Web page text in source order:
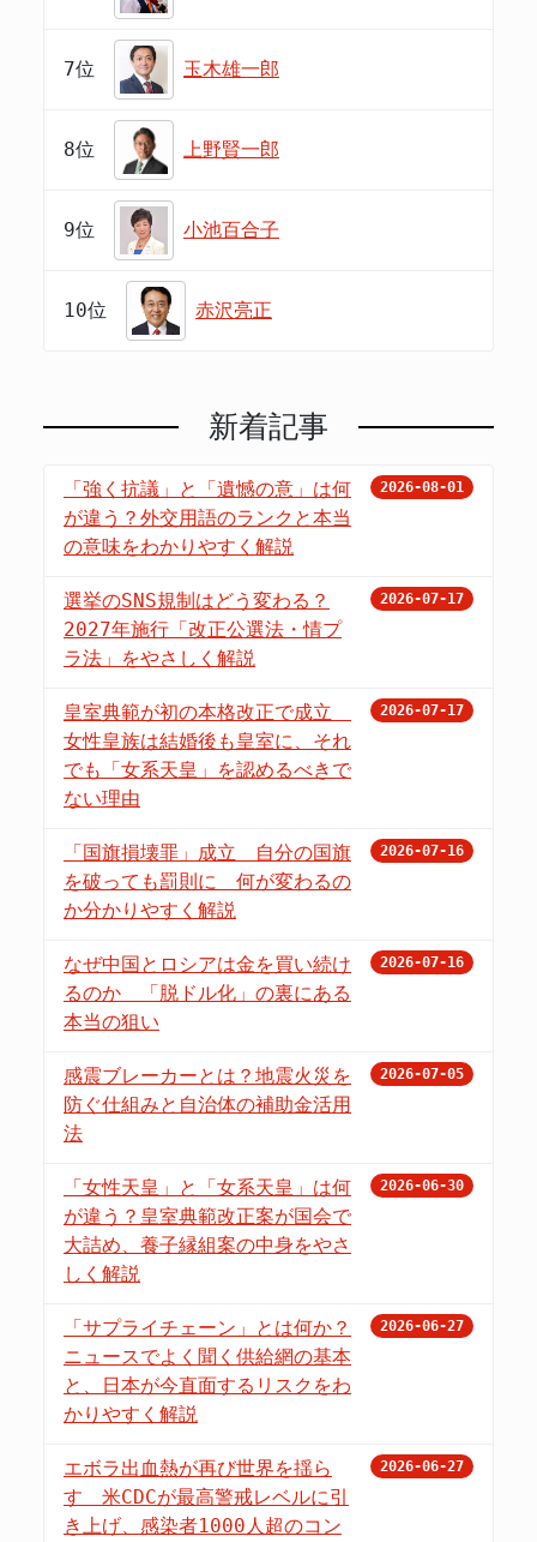
7位 玉木雄一郎
8位 上野賢一郎
9位 小池百合子
10位 赤沢亮正
新着記事
「強く抗議」と「遺憾の意」は何
が違う？外交用語のランクと本当
の意味をわかりやすく解説
2026-08-01
選挙のSNS規制はどう変わる？
2027年施行「改正公選法・情プ
ラ法」をやさしく解説
2026-07-17
皇室典範が初の本格改正で成立
女性皇族は結婚後も皇室に、それ
でも「女系天皇」を認めるべきで
ない理由
2026-07-17
「国旗損壊罪」成立 自分の国旗
を破っても罰則に 何が変わるの
か分かりやすく解説
2026-07-16
なぜ中国とロシアは金を買い続け
るのか 「脱ドル化」の裏にある
本当の狙い
2026-07-16
感震ブレーカーとは？地震火災を
防ぐ仕組みと自治体の補助金活用
法
2026-07-05
「女性天皇」と「女系天皇」は何
が違う？皇室典範改正案が国会で
大詰め、養子縁組案の中身をやさ
しく解説
2026-06-30
「サプライチェーン」とは何か？
ニュースでよく聞く供給網の基本
と、日本が今直面するリスクをわ
かりやすく解説
2026-06-27
エボラ出血熱が再び世界を揺ら
す 米CDCが最高警戒レベルに引
き上げ、感染者1000人超のコン
2026-06-27